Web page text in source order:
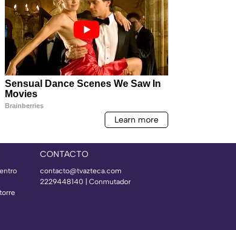
CONTACTO
contacto@tvazteca.com
2229448140 | Conmutador